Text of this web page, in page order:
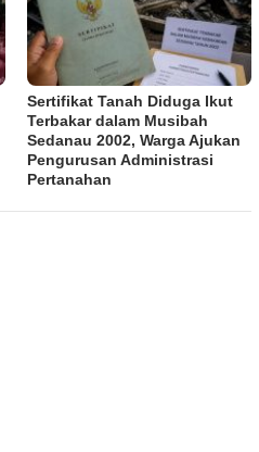
Sertifikat Tanah Diduga Ikut
Terbakar dalam Musibah
Sedanau 2002, Warga Ajukan
Pengurusan Administrasi
Pertanahan